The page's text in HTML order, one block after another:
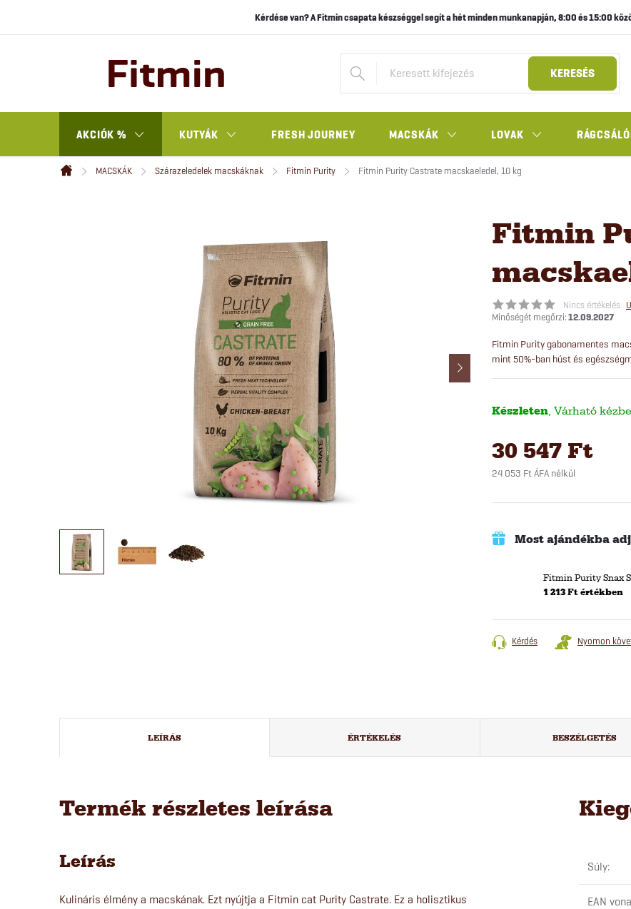
Kérdése van? A Fitmin csapata készséggel segít a hét minden munkanapján, 8:00 és 15:00
KERESÉS
AKCIÓK % KUTYÁK FRESH JOURNEY MACSKÁK LOVAK
Kezdőlap
MACSKÁK Szárazeledelek macskáknak Fitmin Purity Fitmin Purity Castrate macskaeledel, 10 kg
Fitmin
Nincs értékelés
12.09.2027
Fitmin Purity gabonamentes
mint 50%-ban húst és
Készleten
30 547 Ft
24 053 Ft ÁFA nélkül
Most ajándékba
Fitmin Purity Snax
1 213 Ft értékben
Kérdés Nyomon
LEÍRÁS ÉRTÉKELÉS BESZÉLGETÉS
Termék részletes leírása
Leírás
Kulináris élmény a macskának. Ezt nyújtja a Fitmin cat Purity Castrate. Ez a holisztikus
Súly:
EAN